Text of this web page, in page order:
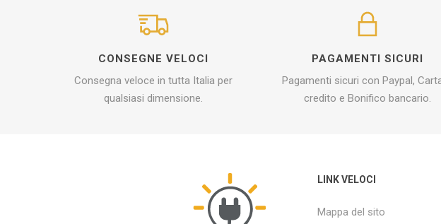
CONSEGNE VELOCI
Consegna veloce in tutta Italia per
qualsiasi dimensione.
PAGAMENTI SICURI
Pagamenti sicuri con Paypal,
credito e Bonifico bancario.
LINK VELOCI
Mappa del sito